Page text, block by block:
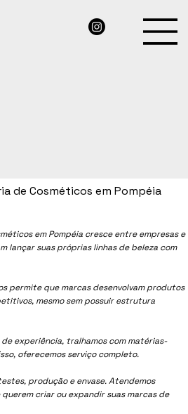
em Pompéia cresce entre empresas e
lançar suas próprias linhas de beleza com
permite que marcas desenvolvam produtos
mesmo sem possuir estrutura
experiência, tralhamos com matérias-
oferecemos serviço completo.
produção e envase. Atendemos
criar ou expandir suas marcas de
de Cosméticos em Pompéia